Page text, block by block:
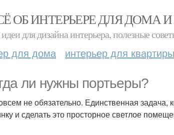
ОБ ИНТЕРЬЕРЕ ДЛЯ ДОМА
для дизайна интерьера, полезные
для дома интерьер для квартиры
ли нужны портьеры?
не обязательно. Единственная
и сделать это просторное светлое